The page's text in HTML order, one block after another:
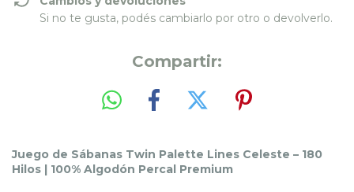
Si no te gusta, podés cambiarlo por otro o devolverlo.
Compartir:
Juego de Sábanas Twin Palette Lines Celeste – 180
Hilos | 100% Algodón Percal Premium